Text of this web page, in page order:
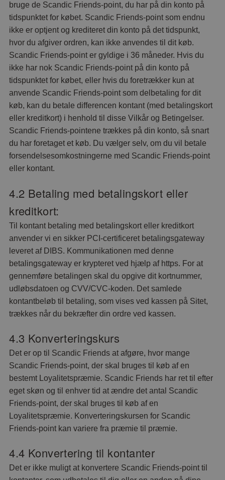
bruge de Scandic Friends-point, du har på din konto på
tidspunktet for købet. Scandic Friends-point som endnu
ikke er optjent og krediteret din konto på det tidspunkt,
hvor du afgiver ordren, kan ikke anvendes til dit køb.
Scandic Friends-point er gyldige i 36 måneder. Hvis du
ikke har nok Scandic Friends-point på din konto på
tidspunktet for købet, eller hvis du foretrækker kun at
anvende Scandic Friends-point som delbetaling for dit
køb, kan du betale differencen kontant (med betalingskort
eller kreditkort) i henhold til disse Vilkår og Betingelser.
Scandic Friends-pointene trækkes på din konto, så snart
du har foretaget et køb. Du vælger selv, om du vil betale
forsendelsesomkostningerne med Scandic Friends-point
eller kontant.
4.2 Betaling med betalingskort eller
kreditkort:
Til kontant betaling med betalingskort eller kreditkort
anvender vi en sikker PCI-certificeret betalingsgateway
leveret af DIBS. Kommunikationen med denne
betalingsgateway er krypteret ved hjælp af https. For at
gennemføre betalingen skal du opgive dit kortnummer,
udløbsdatoen og CVV/CVC-koden. Det samlede
kontantbeløb til betaling, som vises ved kassen på Sitet,
trækkes når du bekræfter din ordre ved kassen.
4.3 Konverteringskurs
Det er op til Scandic Friends at afgøre, hvor mange
Scandic Friends-point, der skal bruges til køb af en
bestemt Loyalitetspræmie. Scandic Friends har ret til efter
eget skøn og til enhver tid at ændre det antal Scandic
Friends-point, der skal bruges til køb af en
Loyalitetspræmie. Konverteringskursen for Scandic
Friends-point kan variere fra præmie til præmie.
4.4 Konvertering til kontanter
Det er ikke muligt at konvertere Scandic Friends-point til